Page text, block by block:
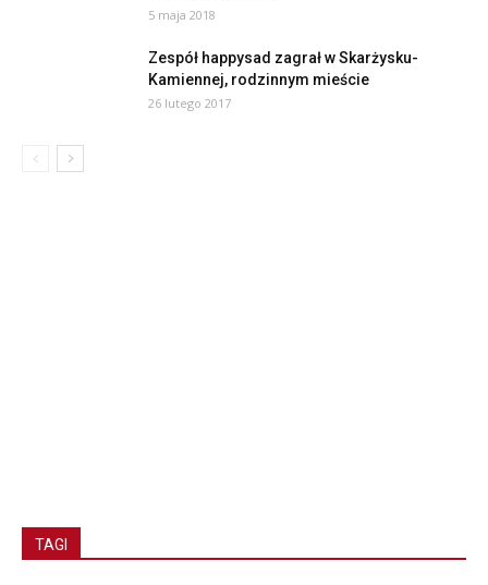
5 maja 2018
Zespół happysad zagrał w Skarżysku-
Kamiennej, rodzinnym mieście
26 lutego 2017
TAGI